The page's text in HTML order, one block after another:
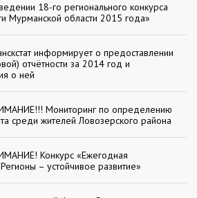
18-го регионального конкурса
Мурманской области 2015 года»
информирует о предоставлении
отчётности за 2014 год и
о ней
Мониторинг по определению
среди жителей Ловозерского района
Конкурс «Ежегодная
– устойчивое развитие»